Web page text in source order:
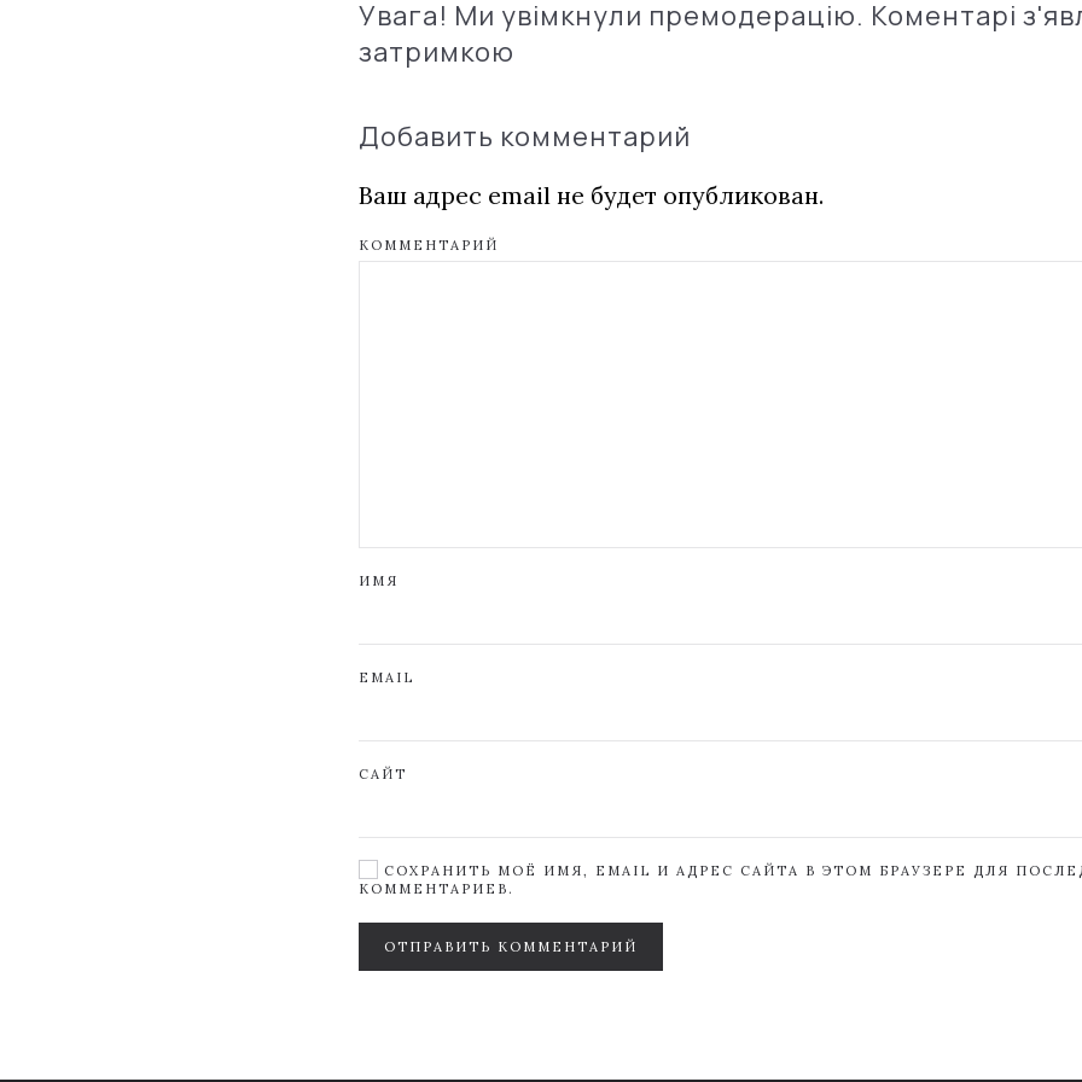
Увага! Ми увімкнули премодерацію. Коментарі
затримкою
Добавить комментарий
Ваш адрес email не будет опубликован.
КОММЕНТАРИЙ
ИМЯ
EMAIL
САЙТ
СОХРАНИТЬ МОЁ ИМЯ, EMAIL И АДРЕС САЙТА В ЭТОМ БРАУЗЕРЕ ДЛЯ
КОММЕНТАРИЕВ.
ОТПРАВИТЬ КОММЕНТАРИЙ